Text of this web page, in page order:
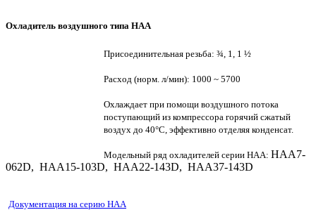
Охладитель воздушного типа HAA
Присоединительная резьба: ¾, 1, 1 ½
Расход (норм. л/мин): 1000 ~ 5700
Охлаждает при помощи воздушного потока
поступающий из компрессора горячий сжатый
воздух до 40°C, эффективно отделяя конденсат.
Модельный ряд охладителей серии HAA: НAA7-
062D, HAA15-103D, HAA22-143D, HAA37-143D
Документация на серию HAA